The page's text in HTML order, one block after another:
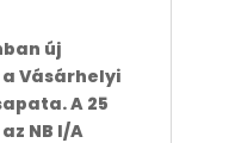
új
Vásárhelyi
A 25
NB I/A